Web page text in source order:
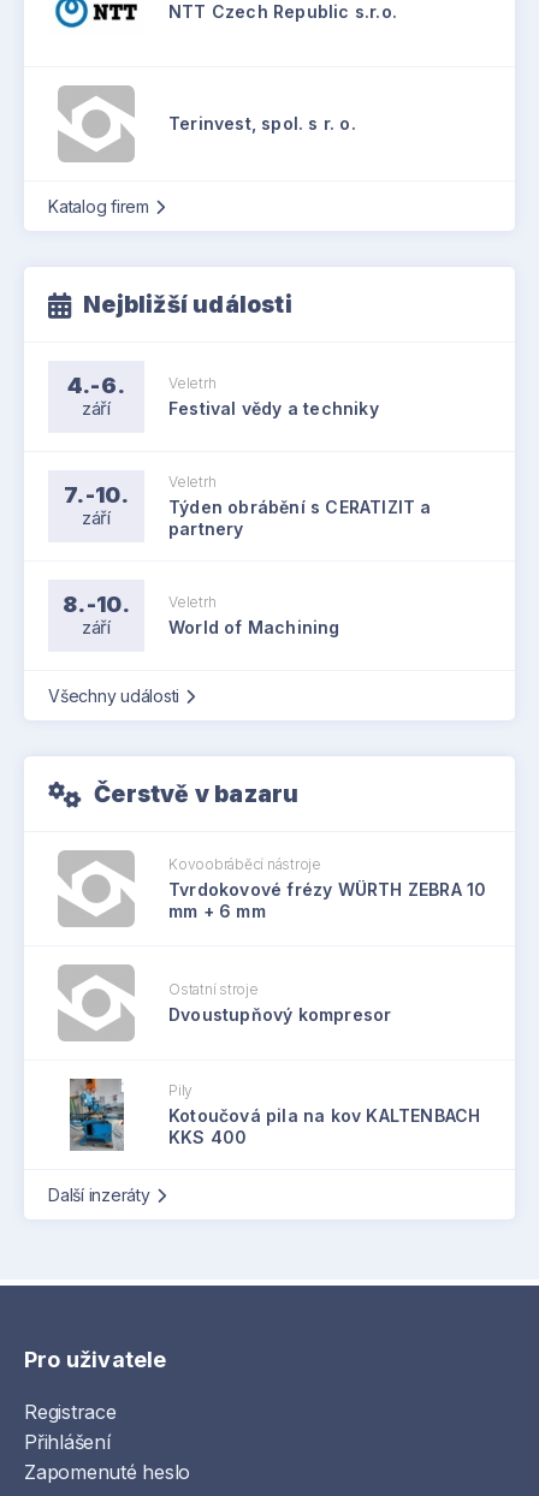
NTT Czech Republic s.r.o.
Terinvest, spol. s r. o.
Katalog firem
Nejbližší události
4.-6.
září
Veletrh
Festival vědy a techniky
7.-10.
září
Veletrh
Týden obrábění s CERATIZIT a
partnery
8.-10.
září
Veletrh
World of Machining
Všechny události
Čerstvě v bazaru
Kovoobráběcí nástroje
Tvrdokovové frézy WÜRTH ZEBRA 10
mm + 6 mm
Ostatní stroje
Dvoustupňový kompresor
Pily
Kotoučová pila na kov KALTENBACH
KKS 400
Další inzeráty
Pro uživatele
Registrace
Přihlášení
Zapomenuté heslo